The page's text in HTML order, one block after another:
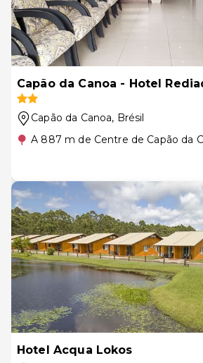
Capão da Canoa - Hotel
Capão da Canoa, Brésil
A 887 m de Centre de Capão da
Hotel Acqua Lokos